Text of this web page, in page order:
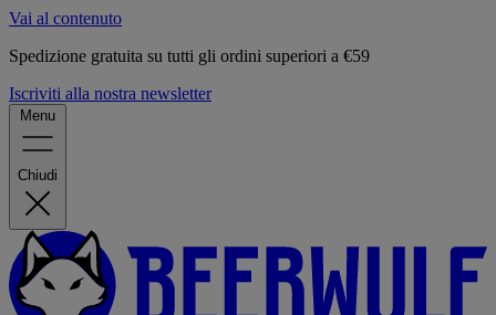
Vai al contenuto
Spedizione gratuita su tutti gli ordini superiori a €59
Iscriviti alla nostra newsletter
Menu
Chiudi